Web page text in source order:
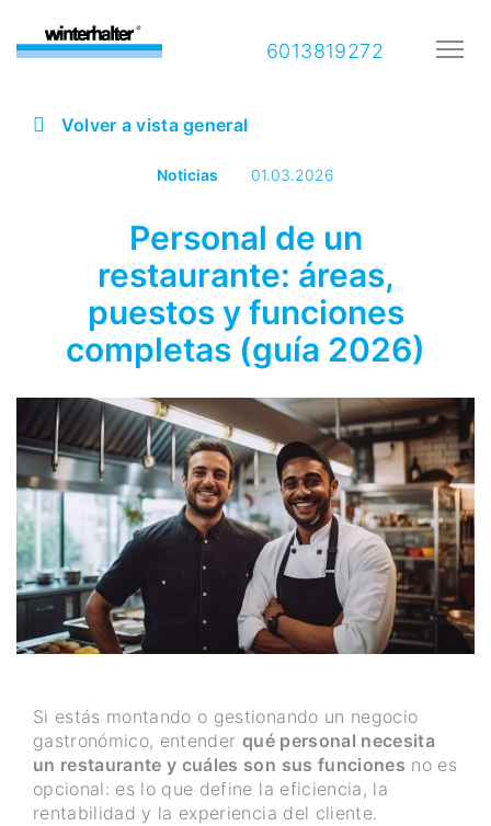
6013819272
Volver a vista general
Noticias 01.03.2026
Personal de un
restaurante: áreas,
puestos y funciones
completas (guía 2026)
Si estás montando o gestionando un negocio
gastronómico, entender qué personal necesita
un restaurante y cuáles son sus funciones no es
opcional: es lo que define la eficiencia, la
rentabilidad y la experiencia del cliente.